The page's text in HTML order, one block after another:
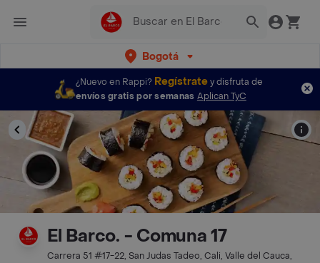
Bogotá
¿Nuevo en Rappi? Regístratey disfruta de
envíos gratis por semanas Aplican TyC
El Barco. - Comuna 17
Carrera 51 #17-22, San Judas Tadeo, Cali, Valle del Cauca,